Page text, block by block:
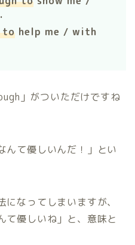
to help me / with
」がついただけですね
んて優しいんだ！」とい
なってしまいますが、
て優しいね」と、意味と